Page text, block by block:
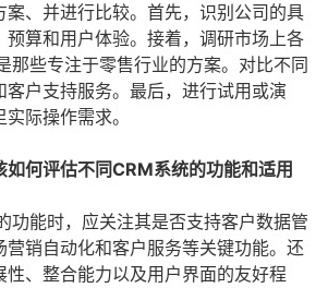
案、并进行比较。首先，识别公司的具
预算和用户体验。接着，调研市场上各
那些专注于零售行业的方案。对比不同
客户支持服务。最后，进行试用或演
际操作需求。
何评估不同CRM系统的功能和适用
功能时，应关注其是否支持客户数据管
营销自动化和客户服务等关键功能。还
性、整合能力以及用户界面的友好程